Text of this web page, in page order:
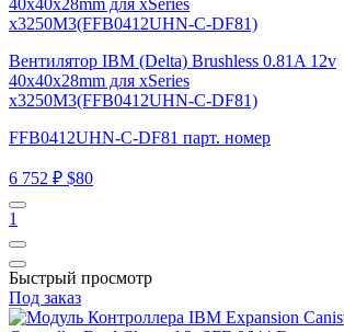
Вентилятор IBM (Delta) Brushless 0.81A 12v
40x40x28mm для xSeries
x3250M3(FFB0412UHN-C-DF81)
FFB0412UHN-C-DF81 парт. номер
6 752 ₽ $80
1
Быстрый просмотр
Под заказ